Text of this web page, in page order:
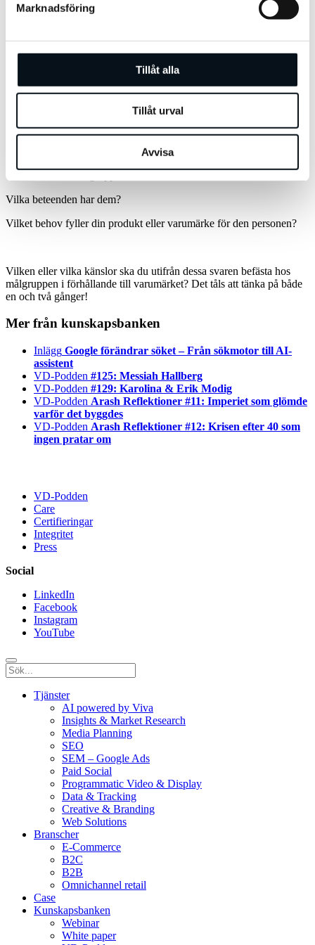
Marknadsföring
Tillåt alla
Tillåt urval
Avvisa
kommuniceras längre ned i resan mot köp. Ta även in vem din
målgrupp är i förhållande till produkten eller erbjudandet, är din
Viktiga frågor att ställa sig när ni sätter
er marknadsstrategi
Vad vet du om målgruppen?
Vilka beteenden har dem?
Vilket behov fyller din produkt eller varumärke för den personen?
Vilken eller vilka känslor ska du utifrån dessa svaren befästa hos
målgruppen i förhållande till varumärket? Det tåls att tänka på både
en och två gånger!
Mer från kunskapsbanken
Inlägg Google förändrar söket – Från sökmotor till AI-
assistent
VD-Podden #125: Messiah Hallberg
VD-Podden #129: Karolina & Erik Modig
VD-Podden Arash Reflektioner #11: Imperiet som glömde
varför det byggdes
VD-Podden Arash Reflektioner #12: Krisen efter 40 som
ingen pratar om
VD-Podden
Care
Certifieringar
Integritet
Press
Social
LinkedIn
Facebook
Instagram
YouTube
Tjänster
AI powered by Viva
Insights & Market Research
Media Planning
SEO
SEM – Google Ads
Paid Social
Programmatic Video & Display
Data & Tracking
Creative & Branding
Web Solutions
Branscher
E-Commerce
B2C
B2B
Omnichannel retail
Case
Kunskaps­banken
Webinar
White paper